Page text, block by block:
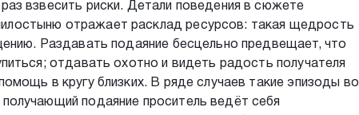
взвесить риски. Детали поведения в сюжете
отражает расклад ресурсов: такая щедрость
Раздавать подаяние бесцельно предвещает, что
отдавать охотно и видеть радость получателя
в кругу близких. В ряде случаев такие эпизоды во
подаяние проситель ведёт себя